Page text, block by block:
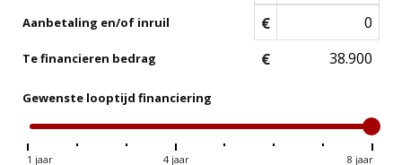
Aanbetaling en/of inruil €
Te financieren bedrag €
Gewenste looptijd financiering
1 jaar 4 jaar 8 jaar